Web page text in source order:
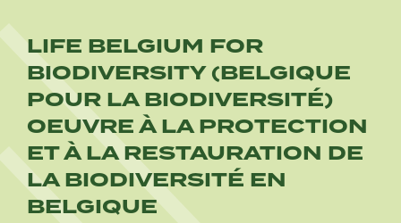
LIFE BELGIUM FOR
BIODIVERSITY (BELGIQUE
POUR LA BIODIVERSITÉ)
OEUVRE À LA PROTECTION
ET À LA RESTAURATION DE
LA BIODIVERSITÉ EN
BELGIQUE